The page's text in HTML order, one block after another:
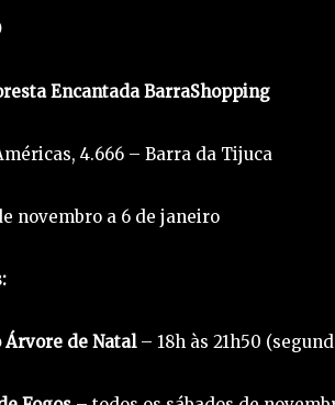
Encantada BarraShopping
4.666 – Barra da Tijuca
novembro a 6 de janeiro
Árvore de Natal– 18h às 21h50